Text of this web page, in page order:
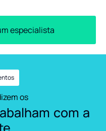
especialista
os
com a